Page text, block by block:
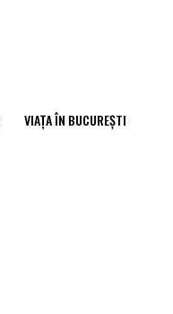
VIAȚA ÎN BUCUREȘTI